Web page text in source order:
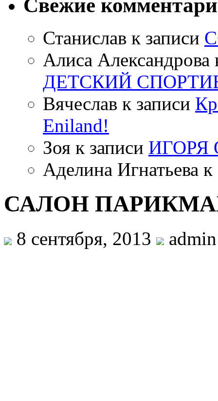
Свежие
Станислав к записи
Алиса Александрова
ДЕТСКИЙ
Вячеслав к записи
Eniland!
Зоя к записи ИГОРЯ
Аделина Игнатьева к
САЛОН
8 сентября, 2013 admin